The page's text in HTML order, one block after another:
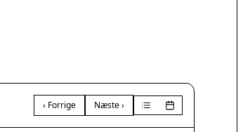
‹ Forrige Næste ›